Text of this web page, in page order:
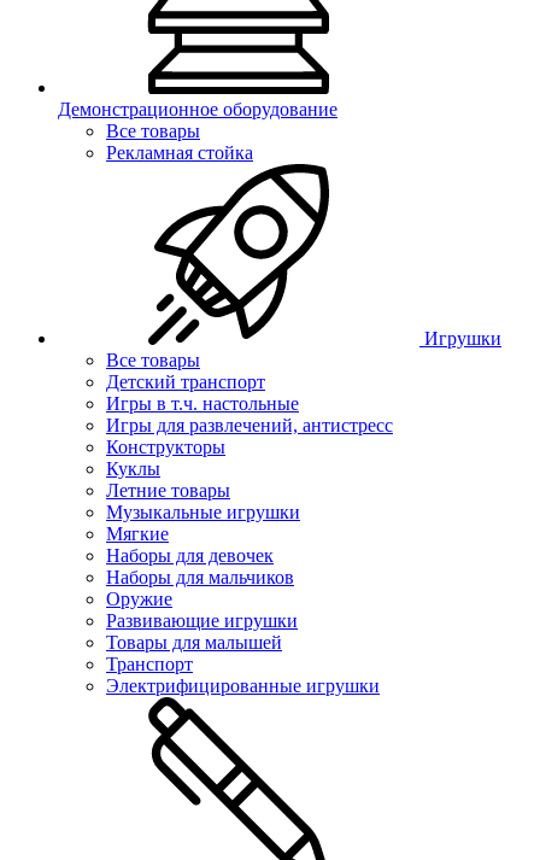
Демонстрационное оборудование
Все товары
Рекламная стойка
Игрушки
Все товары
Детский транспорт
Игры в т.ч. настольные
Игры для развлечений, антистресс
Конструкторы
Куклы
Летние товары
Музыкальные игрушки
Мягкие
Наборы для девочек
Наборы для мальчиков
Оружие
Развивающие игрушки
Товары для малышей
Транспорт
Электрифицированные игрушки